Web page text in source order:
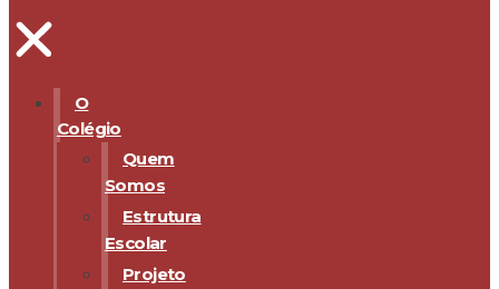
O
Colégio
Quem
Somos
Estrutura
Escolar
Projeto